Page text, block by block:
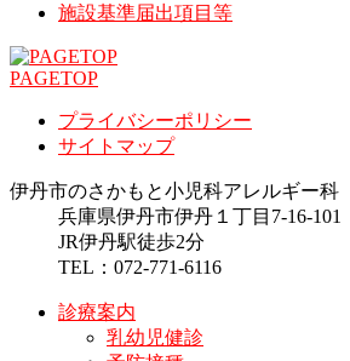
施設基準届出項目等
PAGETOP
プライバシーポリシー
サイトマップ
伊丹市のさかもと小児科アレルギー科
兵庫県伊丹市伊丹１丁目7-16-101
JR伊丹駅徒歩2分
TEL：072-771-6116
診療案内
乳幼児健診